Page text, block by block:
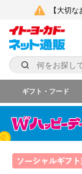
【大切
ギフト・フード